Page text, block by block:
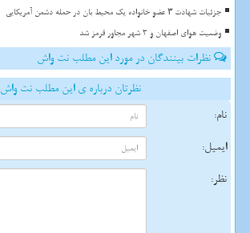
جزئیات شهادت ۳ عضو خانواده یک محیط بان در حمله دشمن آمریکایی
وضعیت هوای اصفهان و 3 شهر مجاور قرمز شد
نظرات بینندگان در مورد این مطلب نت واش
نظرتان درباره ی این مطلب نت واش
نام:
ایمیل:
نظر: